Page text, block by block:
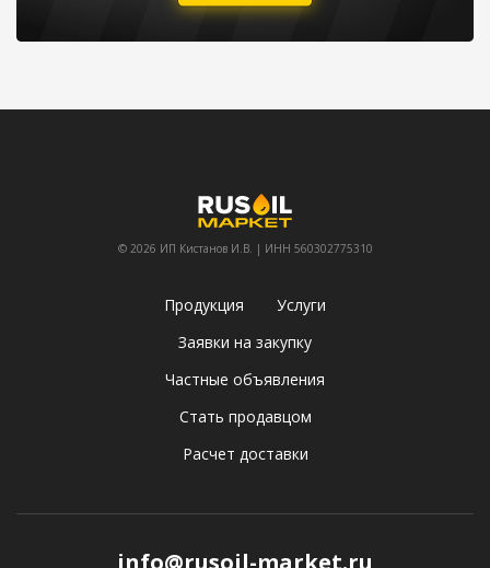
© 2026 ИП Кистанов И.В. | ИНН 560302775310
Продукция
Услуги
Заявки на закупку
Частные объявления
Стать продавцом
Расчет доставки
info@rusoil-market.ru